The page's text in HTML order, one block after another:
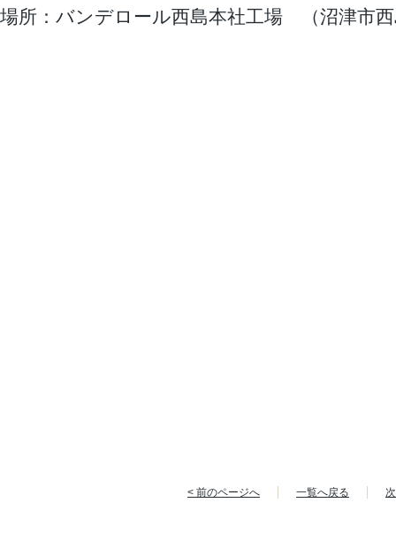
場所：バンデロール西島本社工場 （沼津市
< 前のページへ 一覧へ戻る